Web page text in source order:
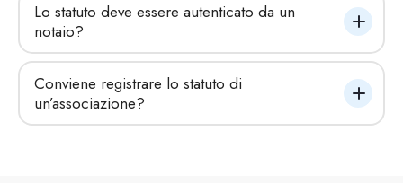
Lo statuto deve essere autenticato da un
notaio?
Conviene registrare lo statuto di
un’associazione?